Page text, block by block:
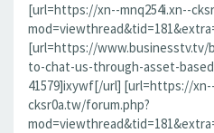
[url=https://xn--mnq254i.xn--
[url=https://www.businesstv.tv/
to-chat-us-through-asset-
41579]ixywf[/url] [url=https://
cksr0a.tw/forum.php?